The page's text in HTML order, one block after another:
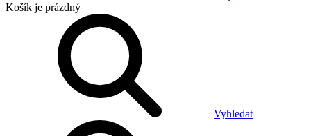
Košík je prázdný
Vyhledat